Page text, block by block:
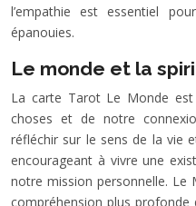
l’empathie est essentiel
épanouies.
Le monde et la
La carte Tarot Le Monde
choses et de notre
réfléchir sur le sens de la vie
encourageant à vivre une
notre mission personnelle. Le
compréhension plus